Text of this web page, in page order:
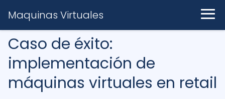
Maquinas Virtuales
Caso de éxito:
implementación de
máquinas virtuales en retail